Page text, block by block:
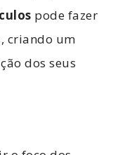
pode fazer
criando um
dos seus